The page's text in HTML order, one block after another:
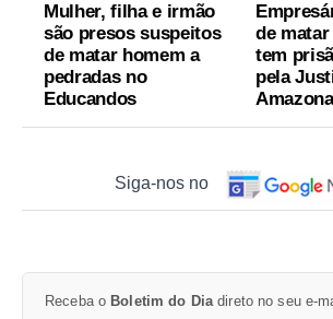
Mulher, filha e irmão
são presos suspeitos
de matar homem a
pedradas no
Educandos
de
tem
pela
Siga-nos no
Receba o Boletim do Dia direto no seu e-